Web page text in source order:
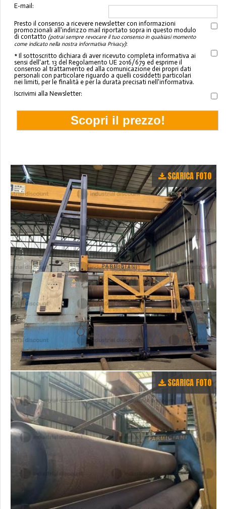
E-mail:
Presto il consenso a ricevere newsletter con informazioni
promozionali all'indirizzo mail riportato sopra in questo modulo
di contatto (potrai sempre revocare il tuo consenso in qualsiasi momento
come indicato nella nostra informativa Privacy):
* Il sottoscritto dichiara di aver ricevuto completa informativa ai
sensi dell'art. 13 del Regolamento UE 2016/679 ed esprime il
consenso al trattamento ed alla comunicazione dei propri dati
personali con particolare riguardo a quelli cosiddetti particolari
nei limiti, per le finalità e per la durata precisati nell'informativa.
Iscrivimi alla Newsletter:
SCARICA FOTO
SCARICA FOTO